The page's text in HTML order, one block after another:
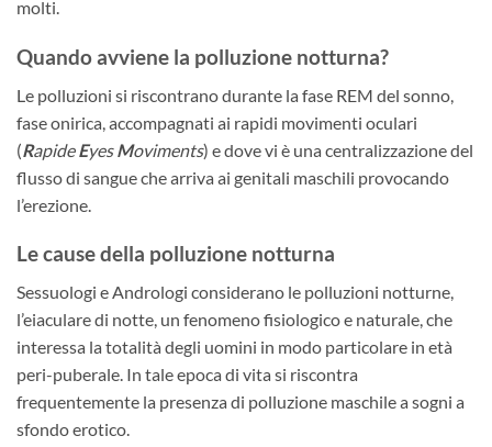
molti.
Quando avviene la polluzione notturna?
Le polluzioni si riscontrano durante la fase REM del sonno,
fase onirica, accompagnati ai rapidi movimenti oculari
(RapideEyesMoviments) e dove vi è una centralizzazione del
flusso di sangue che arriva ai genitali maschili provocando
l’erezione.
Le cause della polluzione notturna
Sessuologi e Andrologi considerano le polluzioni notturne,
l’eiaculare di notte, un fenomeno fisiologico e naturale, che
interessa la totalità degli uomini in modo particolare in età
peri-puberale. In tale epoca di vita si riscontra
frequentemente la presenza di polluzione maschile a sogni a
sfondo erotico.